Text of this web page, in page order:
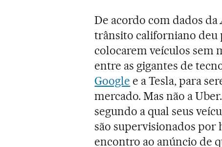
De acordo com dados da
trânsito californiano deu
colocarem veículos sem
entre as gigantes de
Google e a Tesla, para
mercado. Mas não a
segundo a qual seus
são supervisionados por
encontro ao anúncio de